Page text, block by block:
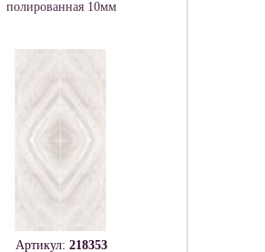
полированная 10мм
Артикул: 218353